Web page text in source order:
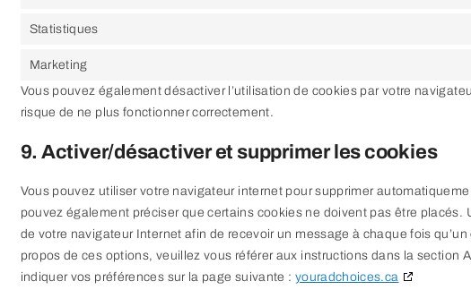
Statistiques
Marketing
Vous pouvez également désactiver l’utilisation de cookies par votre
risque de ne plus fonctionner correctement.
9. Activer/désactiver et supprimer les cookies
Vous pouvez utiliser votre navigateur internet pour supprimer
pouvez également préciser que certains cookies ne doivent pas être placés.
de votre navigateur Internet afin de recevoir un message à chaque fois
propos de ces options, veuillez vous référer aux instructions dans la section
indiquer vos préférences sur la page suivante : youradchoices.ca